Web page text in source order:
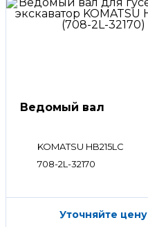
Ведомый вал
KOMATSU HB215LC
708-2L-32170
Уточняйте цену